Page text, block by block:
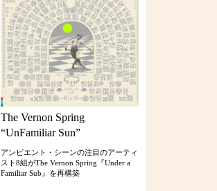
The Vernon Spring
“UnFamiliar Sun”
アンビエント・シーンの注目のアーティ
スト8組がThe Vernon Spring『Under a
Familiar Sub』を再構築